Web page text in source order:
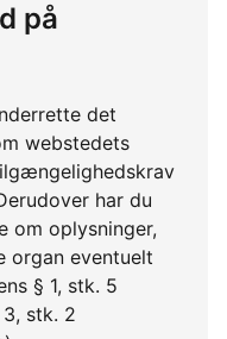
på
det
webstedets
har du
om oplysninger,
organ eventuelt
§ 1, stk. 5
stk. 2